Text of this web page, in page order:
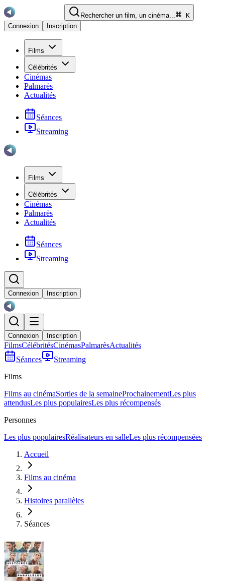
Rechercher un film, un cinéma...
K
Connexion
Inscription
Films
Célébrités
Cinémas
Palmarès
Actualités
Séances
Streaming
Films
Célébrités
Cinémas
Palmarès
Actualités
Séances
Streaming
Connexion Inscription
Connexion Inscription
FilmsCélébritésCinémasPalmarèsActualités
Séances
Streaming
Films
Films au cinémaSorties de la semaineProchainementLes plus
attendusLes plus populairesLes plus récompensés
Personnes
Les plus populairesRéalisateurs en salleLes plus récompensées
Accueil
Films au cinéma
Histoires parallèles
Séances